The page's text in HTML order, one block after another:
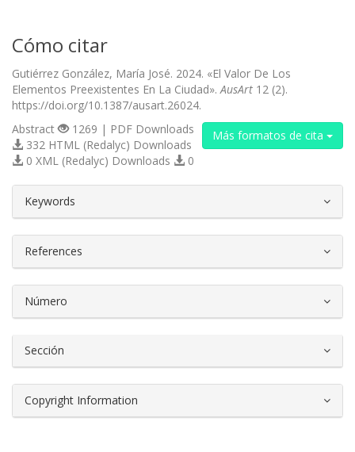
Cómo citar
Gutiérrez González, María José. 2024. «El Valor De Los
Elementos Preexistentes En La Ciudad».AusArt 12 (2).
https://doi.org/10.1387/ausart.26024.
Más formatos de cita
Abstract
1269 | PDF Downloads
332 HTML (Redalyc) Downloads
0 XML (Redalyc) Downloads
0
Keywords
References
Número
Sección
Copyright Information